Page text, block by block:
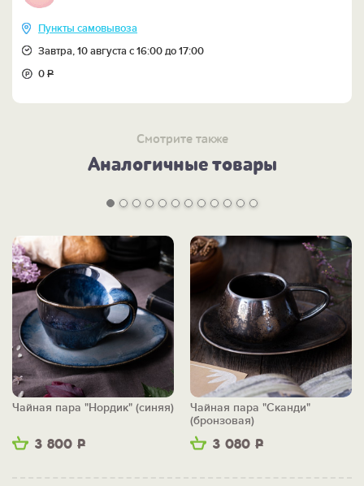
Пункты самовывоза
Завтра, 10 августа с 16:00 до 17:00
0Р
Смотрите также
Аналогичные товары
3 800 Р
Чайная пара "Нордик" (синяя)
3 080 Р
Чайная пара "Сканди"
(бронзовая)